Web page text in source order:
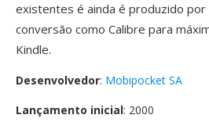
existentes é ainda é produzido
conversão como Calibre para
Kindle.
Desenvolvedor: Mobipocket SA
Lançamento inicial: 2000